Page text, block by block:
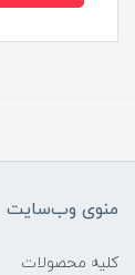
منوی وب‌سایت
کلیه محصولات